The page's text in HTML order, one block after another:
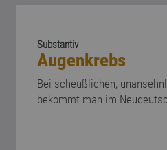
Substantiv
Augenkrebs
Bei scheußlichen,
bekommt man im